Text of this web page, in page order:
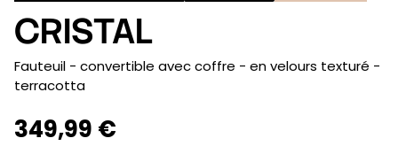
CRISTAL
-
Fauteuil - convertible avec coffre - en velours texturé -
terracotta
349,99 €